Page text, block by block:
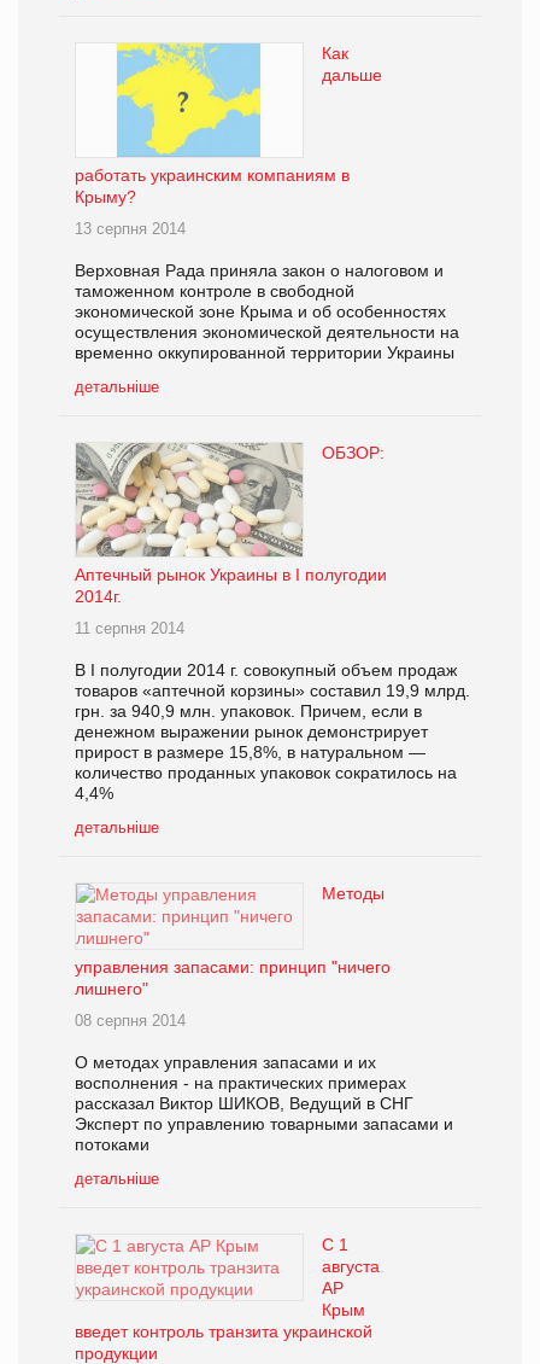
Как
дальше
работать украинским компаниям в
Крыму?
13 серпня 2014
Верховная Рада приняла закон о налоговом и
таможенном контроле в свободной
экономической зоне Крыма и об особенностях
осуществления экономической деятельности на
временно оккупированной территории Украины
детальніше
ОБЗОР:
Аптечный рынок Украины в I полугодии
2014г.
11 серпня 2014
В I полугодии 2014 г. совокупный объем продаж
товаров «аптечной корзины» составил 19,9 млрд.
грн. за 940,9 млн. упаковок. Причем, если в
денежном выражении рынок демонстрирует
прирост в размере 15,8%, в натуральном —
количество проданных упаковок сократилось на
4,4%
детальніше
Методы
управления запасами: принцип "ничего
лишнего"
08 серпня 2014
О методах управления запасами и их
восполнения - на практических примерах
рассказал Виктор ШИКОВ, Ведущий в СНГ
Эксперт по управлению товарными запасами и
потоками
детальніше
С 1
августа
АР
Крым
введет контроль транзита украинской
продукции